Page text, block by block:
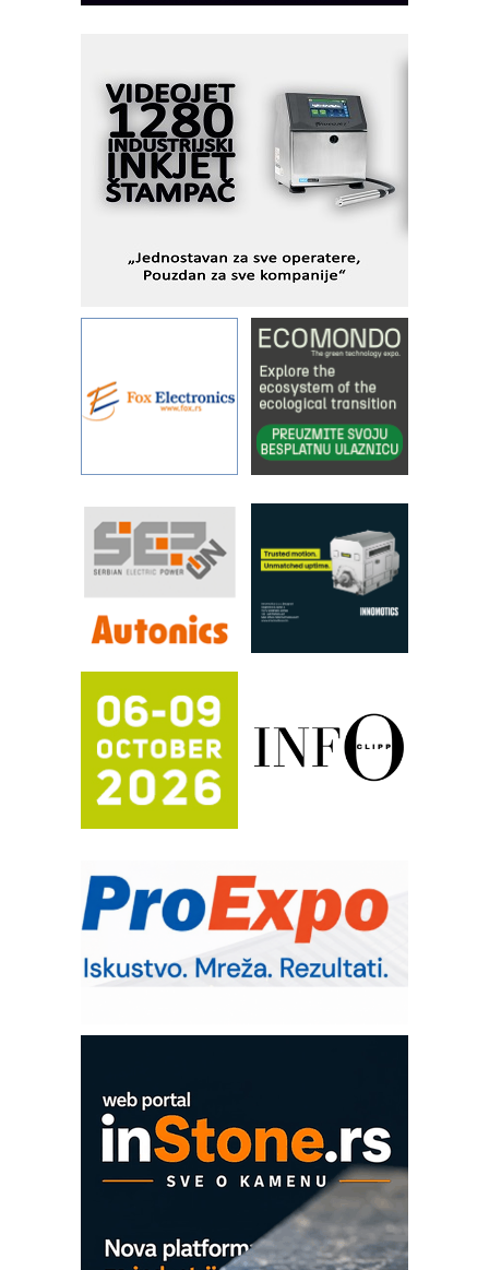
MOTOMAN – NEXT-Robotika vođena
veštačkom inteligencijom
I.SAFE MOBILE revolucioniše
industrijsku automatizaciju
pionirskimmobile operator PANEL-OM
Fleksibilno stezanje i brzo
KIP KOP – napredna rešenja za
savremene industrijske i logističke
Alba d.o.o. – 35 godina preciznosti u
metrologiji i pametnim dozirnim
rešenjima
IBeRTIM - oprema za ispitivanje
STAUFF – Komponente koje
sistema
YAMADA pumpe – japanska
pouzdanost u transferu fluida
Filtration Group Industrial – Napredna
rešenja za filtraciju u hidrauličkim i
procesnim sistemima
FANUC: Najbolje za vašu pametnu
automatizaciju
Efikasno upravljanje energijom
Automatizacija pakovanja · Display
(Shelf-Ready) omotnice
Potpuna efikasnost bez složenih
Trajna oznaka kao dugoročna korist
Bezbednost na prvom mestu!
IB BLUMENAUER - više od 40 godina
poverenja u industriji
OBO sistemi mrežastih nosača kablova
Proizvodnja iC7 Hybrid 1500 VDC
mrežnog pretvarača sa tečnim
hlađenjem